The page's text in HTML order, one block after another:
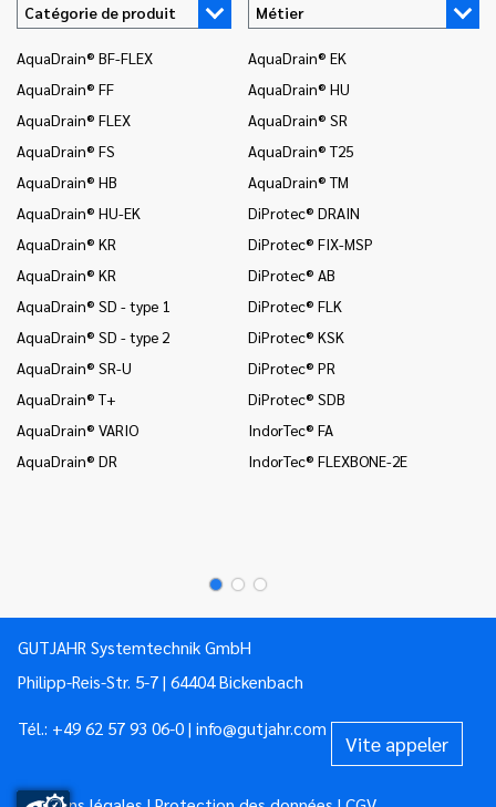
Catégorie de produit
Métier
AquaDrain® BF-FLEX
AquaDrain® FF
AquaDrain® FLEX
AquaDrain® FS
AquaDrain® HB
AquaDrain® HU-EK
AquaDrain® KR
AquaDrain® KR
AquaDrain® SD - type 1
AquaDrain® SD - type 2
AquaDrain® SR-U
AquaDrain® T+
AquaDrain® VARIO
AquaDrain® DR
AquaDrain® EK
AquaDrain® HU
AquaDrain® SR
AquaDrain® T25
AquaDrain® TM
DiProtec® DRAIN
DiProtec® FIX-MSP
DiProtec® AB
DiProtec® FLK
DiProtec® KSK
DiProtec® PR
DiProtec® SDB
IndorTec® FA
IndorTec® FLEXBONE-2E
GUTJAHR Systemtechnik GmbH
Philipp-Reis-Str. 5-7 | 64404 Bickenbach
Tél.: +49 62 57 93 06-0 | info@gutjahr.com
Vite appeler